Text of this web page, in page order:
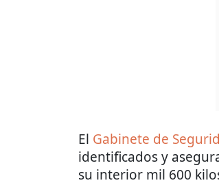
El Gabinete de
identificados y
su interior mil 600